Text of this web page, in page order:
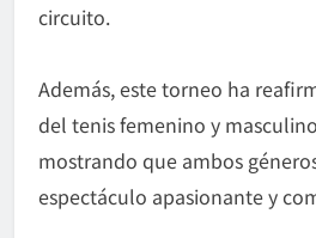
circuito.
Además, este torneo ha
del tenis femenino y
mostrando que ambos
espectáculo apasionante y